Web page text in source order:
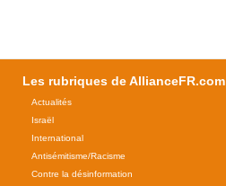
Les rubriques de AllianceFR.com
Actualités
Israël
International
Antisémitisme/Racisme
Contre la désinformation